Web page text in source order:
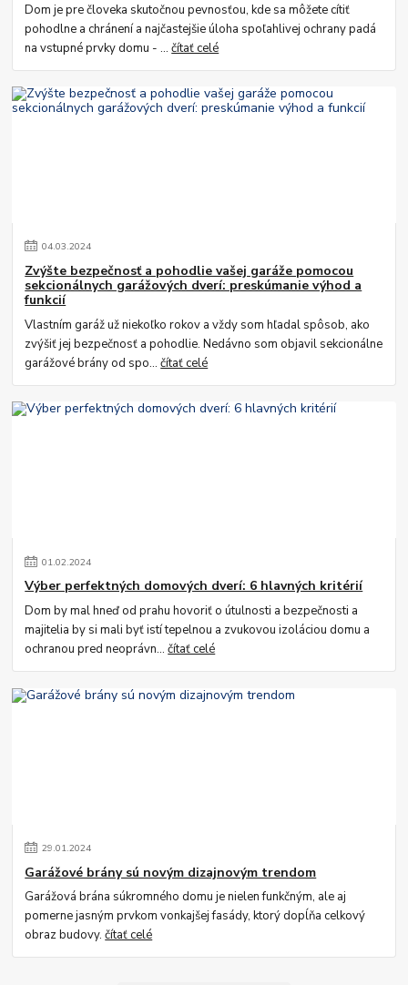
Dom je pre človeka skutočnou pevnosťou, kde sa môžete cítiť
pohodlne a chránení a najčastejšie úloha spoľahlivej ochrany padá
na vstupné prvky domu - ...čítať celé
04.03.2024
Zvýšte bezpečnosť a pohodlie vašej garáže pomocou
sekcionálnych garážových dverí: preskúmanie výhod a
funkcií
Vlastním garáž už niekoľko rokov a vždy som hľadal spôsob, ako
zvýšiť jej bezpečnosť a pohodlie. Nedávno som objavil sekcionálne
garážové brány od spo...čítať celé
01.02.2024
Výber perfektných domových dverí: 6 hlavných kritérií
Dom by mal hneď od prahu hovoriť o útulnosti a bezpečnosti a
majitelia by si mali byť istí tepelnou a zvukovou izoláciou domu a
ochranou pred neoprávn...čítať celé
29.01.2024
Garážové brány sú novým dizajnovým trendom
Garážová brána súkromného domu je nielen funkčným, ale aj
pomerne jasným prvkom vonkajšej fasády, ktorý dopĺňa celkový
obraz budovy.čítať celé